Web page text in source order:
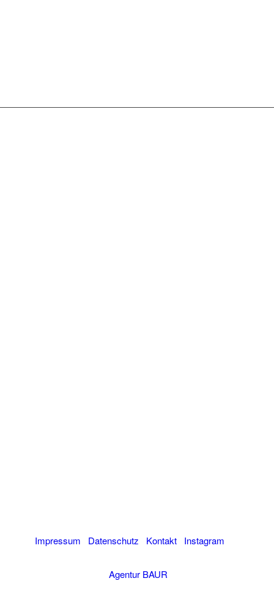
Impressum Datenschutz KontaktI Instagram
Agentur BAUR